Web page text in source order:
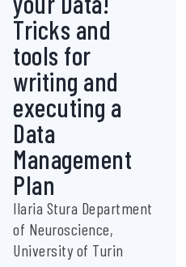
Tricks and
tools for
writing and
executing a
Data
Management
Plan
Ilaria Stura Department
of Neuroscience,
University of Turin